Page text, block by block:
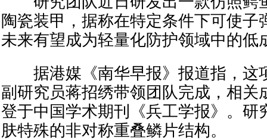
陶瓷装甲，据称在特定条件下可使子
未来有望成为轻量化防护领域中的低
据港媒《南华早报》报道指，这
副研究员蒋招绣带领团队完成，相关
登于中国学术期刊《兵工学报》。研
肤特殊的非对称重叠鳞片结构。